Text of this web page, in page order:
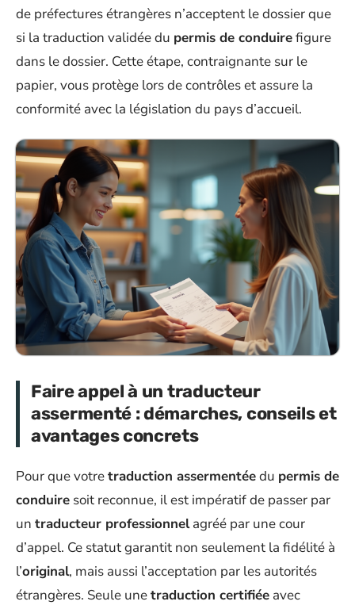
de préfectures étrangères n’acceptent le dossier que
si la traduction validée du permis de conduirefigure
dans le dossier. Cette étape, contraignante sur le
papier, vous protège lors de contrôles et assure la
conformité avec la législation du pays d’accueil.
Faire appel à un traducteur
assermenté : démarches, conseils et
avantages concrets
Pour que votretraduction assermentéedu permis de
conduire soit reconnue, il est impératif de passer par
un traducteur professionnelagréé par une cour
d’appel. Ce statut garantit non seulement la fidélité à
l’original, mais aussi l’acceptation par les autorités
étrangères. Seule unetraduction certifiée avec